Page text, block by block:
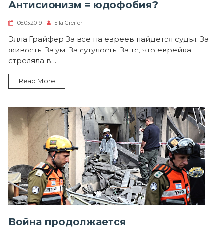
Антисионизм = юдофобия?
06.05.2019 Ella Greifer
Элла Грайфер За все на евреев найдется судья. За
живость. За ум. За сутулость. За то, что еврейка
стреляла в…
Read More
Война продолжается